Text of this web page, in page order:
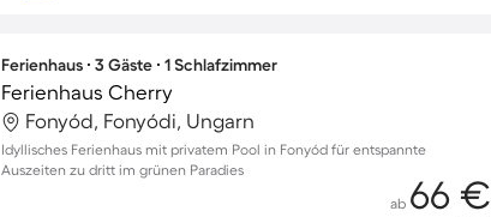
Ferienhaus ∙ 3 Gäste ∙ 1 Schlafzimmer
Ferienhaus Cherry
Fonyód, Fonyódi, Ungarn
Idyllisches Ferienhaus mit privatem Pool in Fonyód für entspannte
Auszeiten zu dritt im grünen Paradies
ab 66 €